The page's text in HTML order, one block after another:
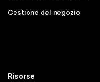
Gestione del negozio
Risorse